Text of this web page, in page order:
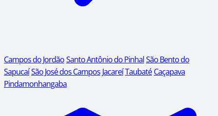
Campos do JordãoSanto Antônio do PinhalSão Bento do
SapucaíSão José dos Campos JacareíTaubaté Caçapava
Pindamonhangaba